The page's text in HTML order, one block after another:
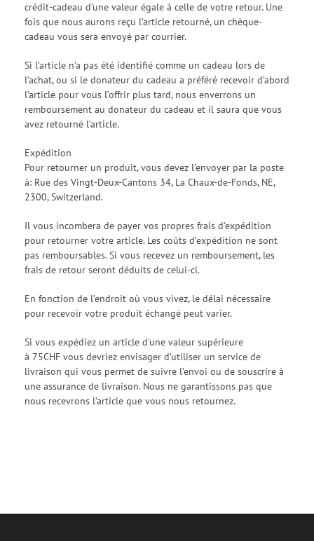
crédit-cadeau d’une valeur égale à celle de votre retour. Une
fois que nous aurons reçu l’article retourné, un chèque-
cadeau vous sera envoyé par courrier.
Si l’article n’a pas été identifié comme un cadeau lors de
l’achat, ou si le donateur du cadeau a préféré recevoir d’abord
l’article pour vous l’offrir plus tard, nous enverrons un
remboursement au donateur du cadeau et il saura que vous
avez retourné l’article.
Expédition
Pour retourner un produit, vous devez l’envoyer par la poste
à: Rue des Vingt-Deux-Cantons 34, La Chaux-de-Fonds, NE,
2300, Switzerland.
Il vous incombera de payer vos propres frais d’expédition
pour retourner votre article. Les coûts d’expédition ne sont
pas remboursables. Si vous recevez un remboursement, les
frais de retour seront déduits de celui-ci.
En fonction de l’endroit où vous vivez, le délai nécessaire
pour recevoir votre produit échangé peut varier.
Si vous expédiez un article d’une valeur supérieure
à 75CHF vous devriez envisager d’utiliser un service de
livraison qui vous permet de suivre l’envoi ou de souscrire à
une assurance de livraison. Nous ne garantissons pas que
nous recevrons l’article que vous nous retournez.